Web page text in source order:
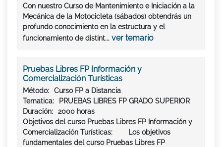
Con nuestro Curso de Mantenimiento e Iniciación a la
Mecánica de la Motocicleta (sábados) obtendrás un
profundo conocimiento en la estructura y el
funcionamiento de distint... ver temario
Pruebas Libres FP Información y
Comercialización Turísticas
Método:
Curso FP a Distancia
Tematica:
PRUEBAS LIBRES FP GRADO SUPERIOR
Duración:
2000 horas
Objetivos del curso Pruebas Libres FP Información y
Comercialización Turísticas: Los objetivos
fundamentales del curso Pruebas Libres FP